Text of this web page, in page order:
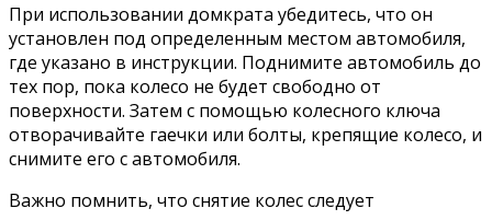
При использовании домкрата убедитесь, что он
установлен под определенным местом автомобиля,
где указано в инструкции. Поднимите автомобиль до
тех пор, пока колесо не будет свободно от
поверхности. Затем с помощью колесного ключа
отворачивайте гаечки или болты, крепящие колесо, и
снимите его с автомобиля.
Важно помнить, что снятие колес следует